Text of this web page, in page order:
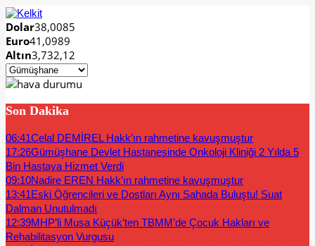
Dolar38,0085
Euro41,0989
Altın3,732,12
Son Dakika
06:41Celal DEMİREL Hakk’ın rahmetine kavuşmuştur
17:26Gümüşhane Devlet Hastanesinde Onkoloji Kliniği 2 Yılda 5
Bin Hastaya Hizmet Verdi
09:10Nadire EREN Hakk’ın rahmetine kavuşmuştur
13:41Eski Öğrencileri ve Dostları Aynı Sahada Buluştu! Suat
Dalman Unutulmadı
12:39MHP’li Musa Küçük’ten TBMM’de Çocuk Hakları ve
Rehabilitasyon Vurgusu